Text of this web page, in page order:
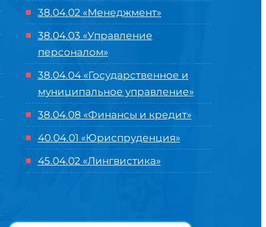
38.04.02 «Менеджмент»
38.04.03 «Управление
персоналом»
38.04.04 «Государственное и
муниципальное управление»
38.04.08 «Финансы и кредит»
40.04.01 «Юриспруденция»
45.04.02 «Лингвистика»